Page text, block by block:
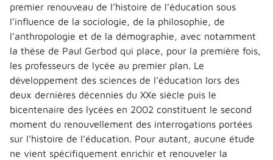
premier renouveau de l’histoire de l’éducation sous
l’influence de la sociologie, de la philosophie, de
l’anthropologie et de la démographie, avec notamment
la thèse de Paul Gerbod qui place, pour la première fois,
les professeurs de lycée au premier plan. Le
développement des sciences de l’éducation lors des
deux dernières décennies du XXe siècle puis le
bicentenaire des lycées en 2002 constituent le second
moment du renouvellement des interrogations portées
sur l’histoire de l’éducation. Pour autant, aucune étude
ne vient spécifiquement enrichir et renouveler la